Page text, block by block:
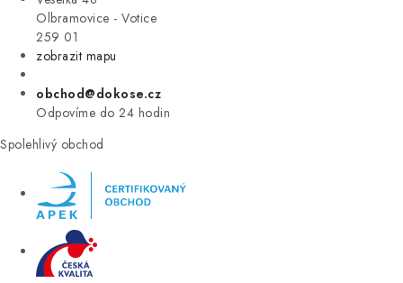
Olbramovice - Votice
259 01
zobrazit mapu
obchod@dokose.cz
Odpovíme do 24 hodin
Spolehlivý obchod
VÝPRODEJ
ZNAČKY
Úvod Kontakt Blog
Moje objednávka